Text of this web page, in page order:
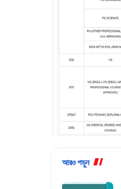
আরও পড়ুন